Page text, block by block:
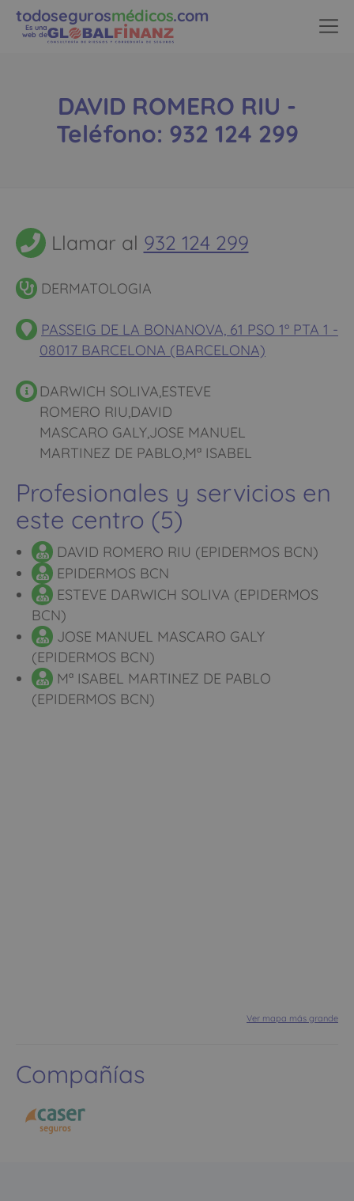
todosegurosmédicos.com
Es una
web de
DAVID ROMERO RIU -
Teléfono: 932 124 299
Llamar al 932 124 299
DERMATOLOGIA
PASSEIG DE LA BONANOVA, 61 PSO 1º PTA 1 -
08017 BARCELONA (BARCELONA)
DARWICH SOLIVA,ESTEVE
ROMERO RIU,DAVID
MASCARO GALY,JOSE MANUEL
MARTINEZ DE PABLO,Mª ISABEL
Profesionales y servicios en
este centro (5)
DAVID ROMERO RIU (EPIDERMOS BCN)
EPIDERMOS BCN
ESTEVE DARWICH SOLIVA (EPIDERMOS
BCN)
JOSE MANUEL MASCARO GALY
(EPIDERMOS BCN)
Mª ISABEL MARTINEZ DE PABLO
(EPIDERMOS BCN)
Ver mapa más grande
Compañías